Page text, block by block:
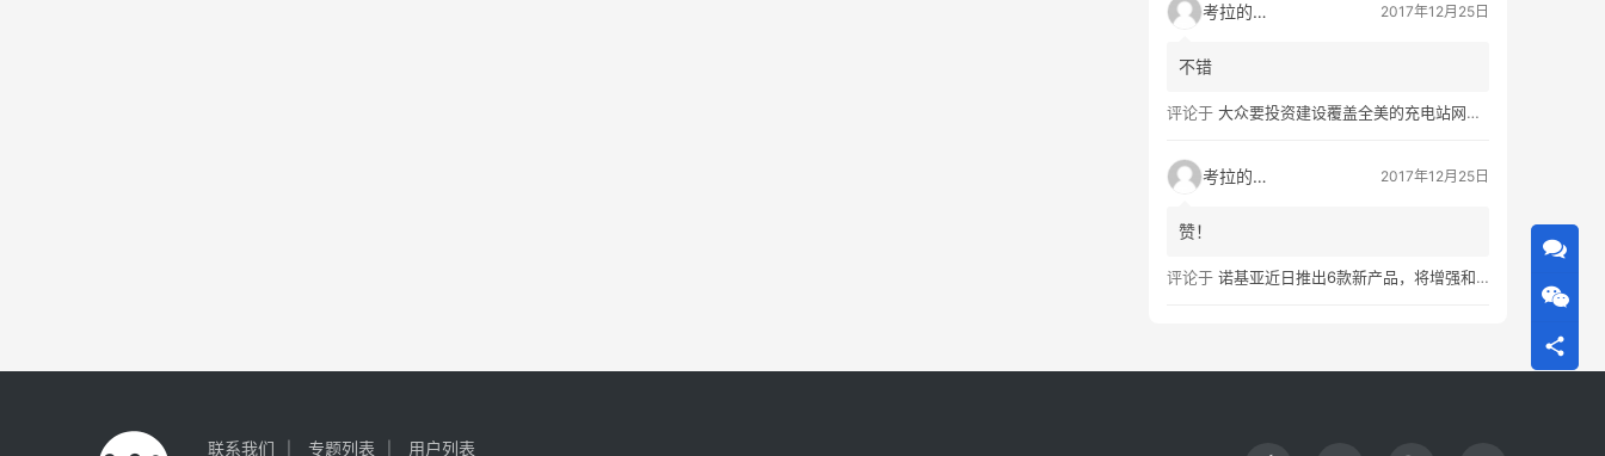
考拉的生活 2017年12月25日
不错
评论于 大众要投资建设覆盖全美的充电站网络，特斯拉也没闲着
考拉的生活 2017年12月25日
赞！
评论于 诺基亚近日推出6款新产品，将增强和16家公司合作，VR领域发力明显
联系我们 专题列表 用户列表